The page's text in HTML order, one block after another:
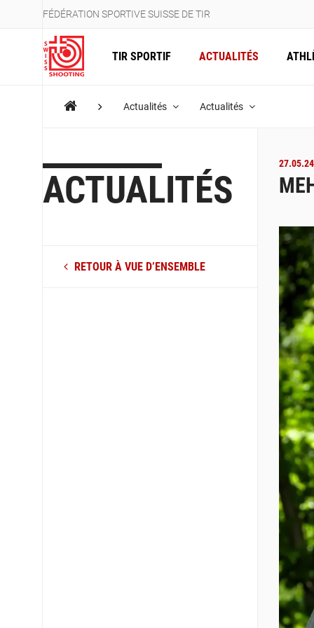
FÉDÉRATION SPORTIVE SUISSE DE TIR
TIR SPORTIF ACTUALITÉS
Actualités Actualités
ACTUALITÉS
RETOUR À VUE D’ENSEMBLE
27.05.24